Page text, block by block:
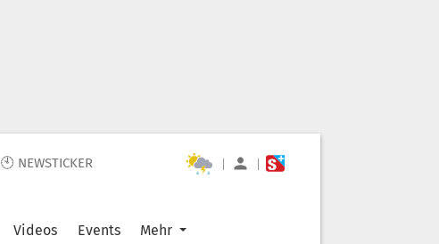
🕙 NEWSTICKER | |
Videos Events Mehr